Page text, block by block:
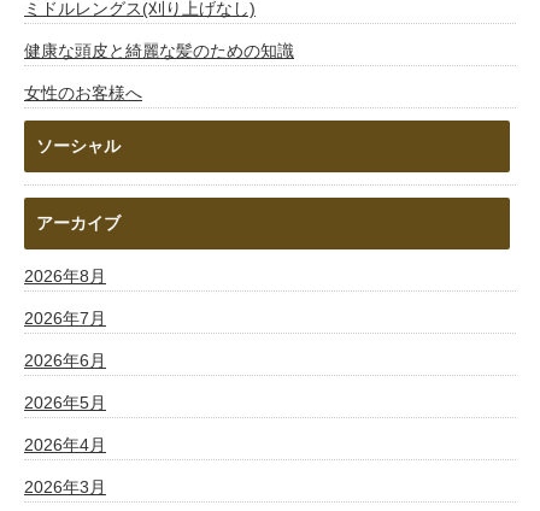
ミドルレングス(刈り上げなし)
健康な頭皮と綺麗な髪のための知識
女性のお客様へ
ソーシャル
アーカイブ
2026年8月
2026年7月
2026年6月
2026年5月
2026年4月
2026年3月